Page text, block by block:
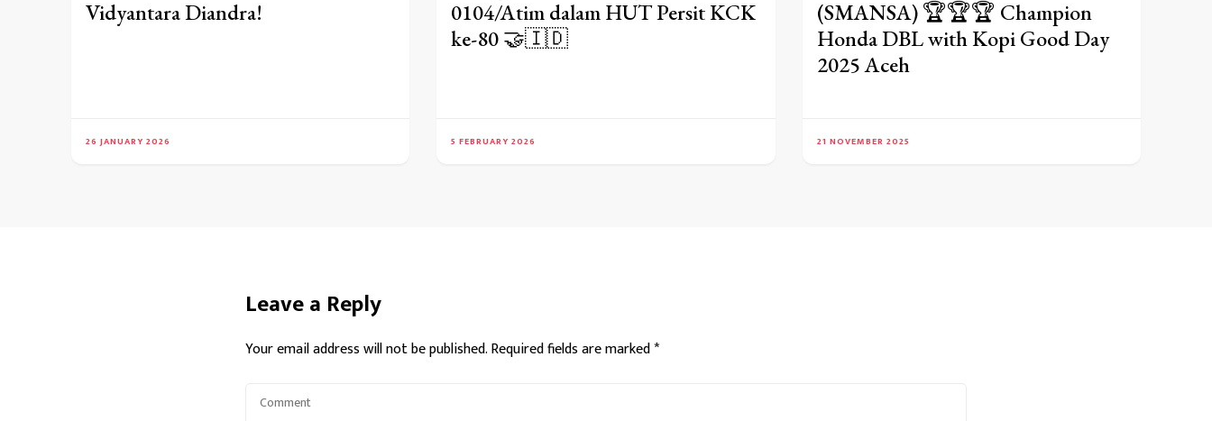
Vidyantara Diandra!
26 JANUARY 2026
0104/Atim dalam HUT Persit KCK
ke-80 🤝🇮🇩
5 FEBRUARY 2026
(SMANSA) 🏆🏆🏆 Champion
Honda DBL with Kopi Good Day
2025 Aceh
21 NOVEMBER 2025
Leave a Reply
Your email address will not be published.Required fields are marked*